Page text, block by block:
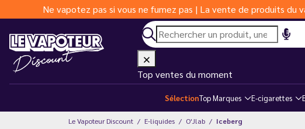
Ne vapotez pas si vous ne fumez pas | La vente de produits du
Top ventes du moment
SélectionTop Marques E-cigarettes
Le Vapoteur Discount E-liquides O'Jlab Iceberg